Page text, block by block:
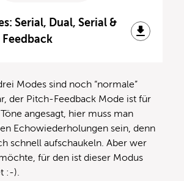
Serial, Dual, Serial &
Feedback
Modes sind noch “normale”
der Pitch-Feedback Mode ist für
angesagt, hier muss man
Echowiederholungen sein, denn
schnell aufschaukeln. Aber wer
für den ist dieser Modus
:-).